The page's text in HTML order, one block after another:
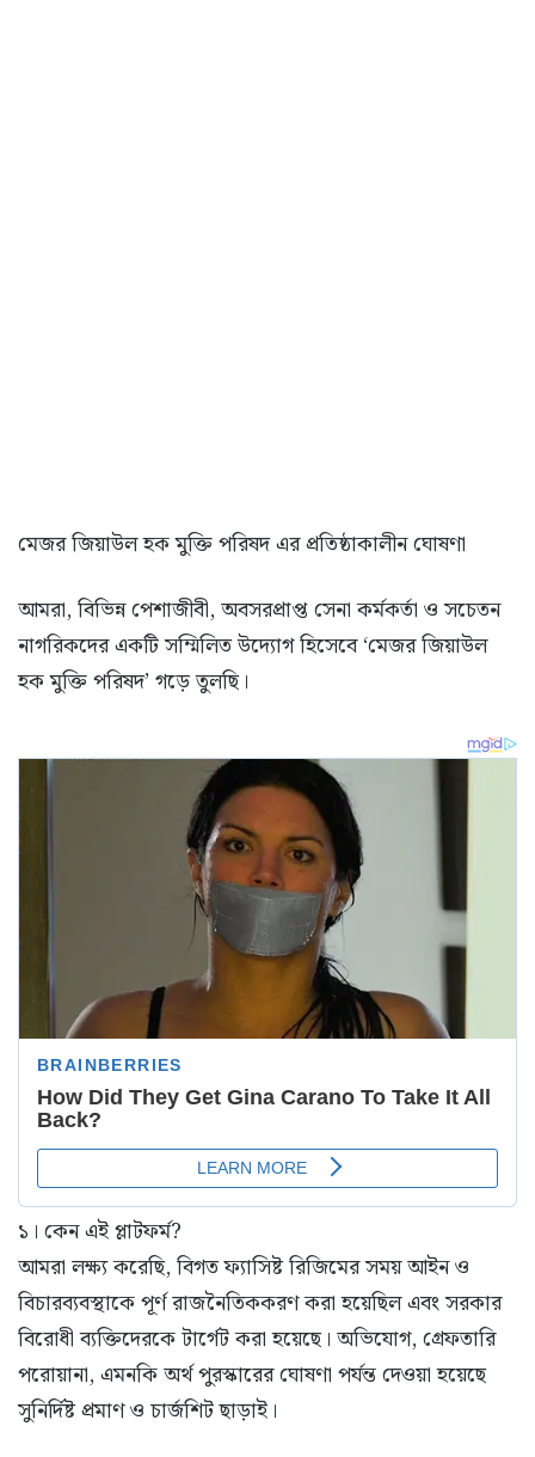
মেজর জিয়াউল হক মুক্তি পরিষদ এর প্রতিষ্ঠাকালীন ঘোষণা
আমরা, বিভিন্ন পেশাজীবী, অবসরপ্রাপ্ত সেনা কর্মকর্তা ও সচেতন
নাগরিকদের একটি সম্মিলিত উদ্যোগ হিসেবে ‘মেজর জিয়াউল
হক মুক্তি পরিষদ’ গড়ে তুলছি।
১। কেন এই প্লাটফর্ম?
আমরা লক্ষ্য করেছি, বিগত ফ্যাসিষ্ট রিজিমের সময় আইন ও
বিচারব্যবস্থাকে পূর্ণ রাজনৈতিককরণ করা হয়েছিল এবং সরকার
বিরোধী ব্যক্তিদেরকে টার্গেট করা হয়েছে। অভিযোগ, গ্রেফতারি
পরোয়ানা, এমনকি অর্থ পুরস্কারের ঘোষণা পর্যন্ত দেওয়া হয়েছে
সুনির্দিষ্ট প্রমাণ ও চার্জশিট ছাড়াই।